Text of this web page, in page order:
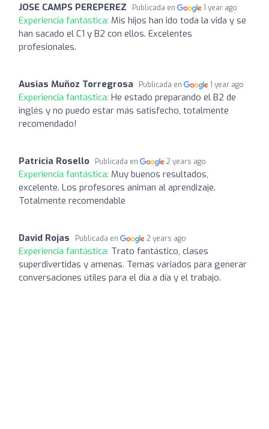
JOSE CAMPS PEREPEREZ Publicada en 1 year ago
Experiencia fantástica: Mis hijos han ido toda la vida y se
han sacado el C1 y B2 con ellos. Excelentes
profesionales.
Ausias Muñoz Torregrosa Publicada en 1 year ago
Experiencia fantástica: He estado preparando el B2 de
inglés y no puedo estar más satisfecho, totalmente
recomendado!
Patricia Rosello Publicada en 2 years ago
Experiencia fantástica: Muy buenos resultados,
excelente. Los profesores animan al aprendizaje.
Totalmente recomendable
David Rojas Publicada en 2 years ago
Experiencia fantástica: Trato fantástico, clases
superdivertidas y amenas. Temas variados para generar
conversaciones útiles para el día a día y el trabajo.